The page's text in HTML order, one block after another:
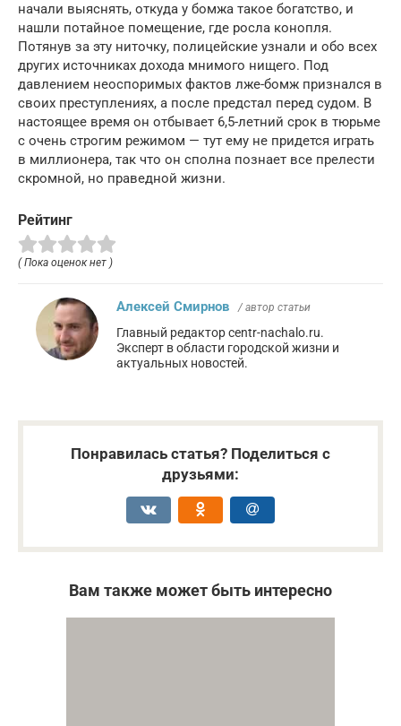
начали выяснять, откуда у бомжа такое богатство, и
нашли потайное помещение, где росла конопля.
Потянув за эту ниточку, полицейские узнали и обо всех
других источниках дохода мнимого нищего. Под
давлением неоспоримых фактов лже-бомж признался в
своих преступлениях, а после предстал перед судом. В
настоящее время он отбывает 6,5-летний срок в тюрьме
с очень строгим режимом — тут ему не придется играть
в миллионера, так что он сполна познает все прелести
скромной, но праведной жизни.
Рейтинг
( Пока оценок нет )
Алексей Смирнов / автор статьи
Главный редактор centr-nachalo.ru.
Эксперт в области городской жизни и
актуальных новостей.
Понравилась статья? Поделиться с
друзьями:
Вам также может быть интересно